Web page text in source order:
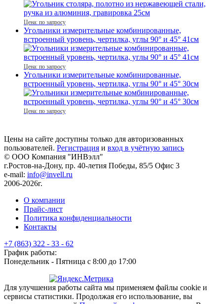
Цена: по запросу
Угольники измерительные комбинированные,
встроенный уровень, чертилка, углы 90° и 45° 41см
Цена: по запросу
Угольники измерительные комбинированные,
встроенный уровень, чертилка, углы 90° и 45° 30см
Цена: по запросу
Цены на сайте доступны только для авторизованных
пользователей. Регистрация и вход в учётную запись
© ООО Компания "ИНВэлл"
г.Ростов-на-Дону, пр. 40-летия Победы, 85/5 Офис 3
e-mail: info@invell.ru
2006-2026г.
О компании
Прайс-лист
Политика конфиденциальности
Контакты
+7 (863) 322 - 33 - 62
График работы:
Понедельник - Пятница с 8:00 до 17:00
Для улучшения работы сайта мы применяем файлы cookie и
сервисы статистики. Продолжая его использование, вы